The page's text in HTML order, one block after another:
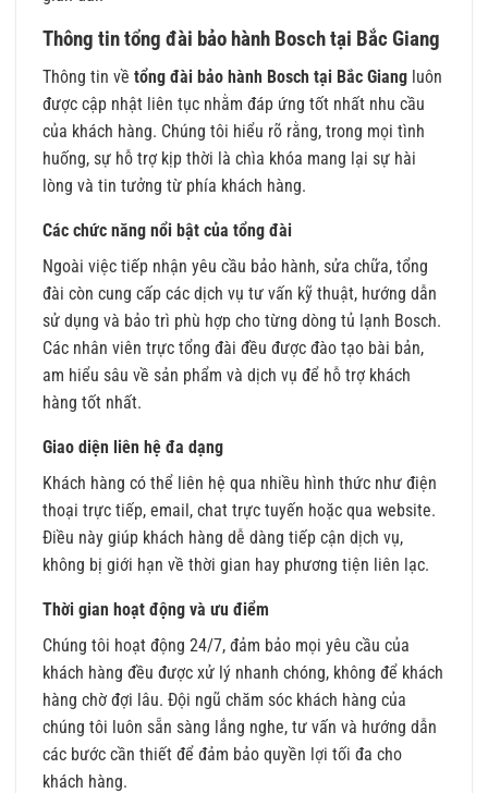
Thông tin tổng đài bảo hành Bosch tại Bắc Giang
Thông tin về tổng đài bảo hành Bosch tại Bắc Giang luôn
được cập nhật liên tục nhằm đáp ứng tốt nhất nhu cầu
của khách hàng. Chúng tôi hiểu rõ rằng, trong mọi tình
huống, sự hỗ trợ kịp thời là chìa khóa mang lại sự hài
lòng và tin tưởng từ phía khách hàng.
Các chức năng nổi bật của tổng đài
Ngoài việc tiếp nhận yêu cầu bảo hành, sửa chữa, tổng
đài còn cung cấp các dịch vụ tư vấn kỹ thuật, hướng dẫn
sử dụng và bảo trì phù hợp cho từng dòng tủ lạnh Bosch.
Các nhân viên trực tổng đài đều được đào tạo bài bản,
am hiểu sâu về sản phẩm và dịch vụ để hỗ trợ khách
hàng tốt nhất.
Giao diện liên hệ đa dạng
Khách hàng có thể liên hệ qua nhiều hình thức như điện
thoại trực tiếp, email, chat trực tuyến hoặc qua website.
Điều này giúp khách hàng dễ dàng tiếp cận dịch vụ,
không bị giới hạn về thời gian hay phương tiện liên lạc.
Thời gian hoạt động và ưu điểm
Chúng tôi hoạt động 24/7, đảm bảo mọi yêu cầu của
khách hàng đều được xử lý nhanh chóng, không để khách
hàng chờ đợi lâu. Đội ngũ chăm sóc khách hàng của
chúng tôi luôn sẵn sàng lắng nghe, tư vấn và hướng dẫn
các bước cần thiết để đảm bảo quyền lợi tối đa cho
khách hàng.